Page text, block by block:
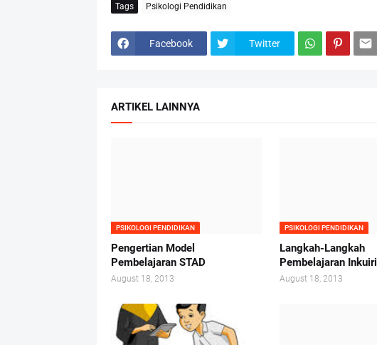
Tags Psikologi Pendidikan
Facebook Twitter
ARTIKEL LAINNYA
PSIKOLOGI PENDIDIKAN
Pengertian Model
Pembelajaran STAD
August 18, 2013
PSIKOLOGI PENDIDIKAN
Langkah-Langkah
Pembelajaran Inkuiri
August 18, 2013